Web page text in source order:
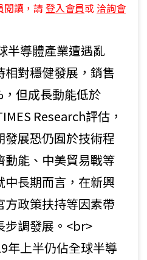
閱讀，請 登入會員或 洽詢會
導體產業遭遇亂
對穩健發展，銷售
但成長動能低於
Research評估，
展恐仍囿於技術程
動能、中美貿易戰等
長期而言，在新興
政策扶持等因素帶
步調發展。<br>
年上半仍佔全球半導